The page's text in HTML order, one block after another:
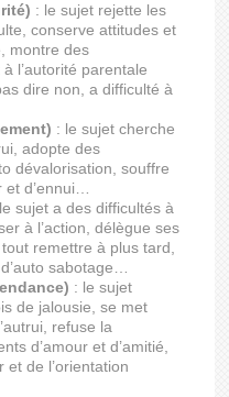
: le sujet rejette les
conserve attitudes et
montre des
l’autorité parentale
dire non, a difficulté à
: le sujet cherche
adopte des
dévalorisation, souffre
d’ennui…
sujet a des difficultés à
à l’action, délègue ses
remettre à plus tard,
sabotage…
: le sujet
de jalousie, se met
refuse la
d’amour et d’amitié,
et de l’orientation